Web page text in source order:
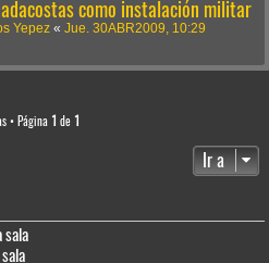
como instalación militar
Yepez « Jue. 30ABR2009, 10:29
• Página 1 de 1
Ir a
sala